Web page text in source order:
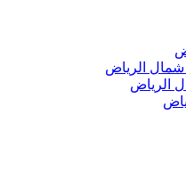
الرياض
الرياض